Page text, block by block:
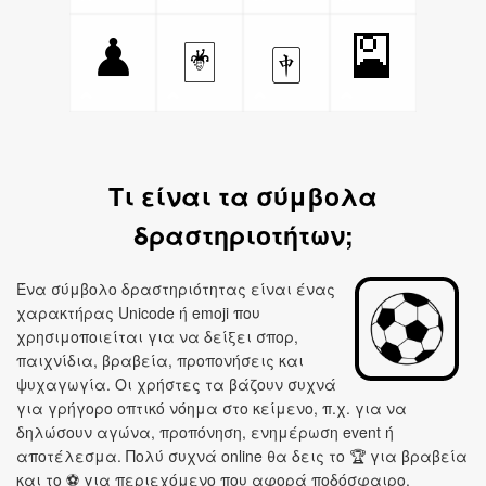
♟ 🃏 🀄 🎴
Τι είναι τα σύμβολα
δραστηριοτήτων;
Ένα σύμβολο δραστηριότητας είναι ένας
χαρακτήρας Unicode ή emoji που
χρησιμοποιείται για να δείξει σπορ,
παιχνίδια, βραβεία, προπονήσεις και
ψυχαγωγία. Οι χρήστες τα βάζουν συχνά
για γρήγορο οπτικό νόημα στο κείμενο, π.χ. για να
δηλώσουν αγώνα, προπόνηση, ενημέρωση event ή
αποτέλεσμα. Πολύ συχνά online θα δεις το 🏆 για βραβεία
και το ⚽ για περιεχόμενο που αφορά ποδόσφαιρο.